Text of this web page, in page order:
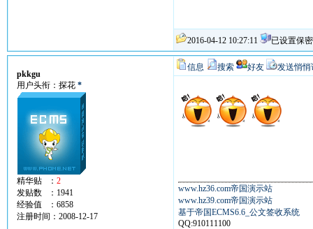
2016-04-12 10:27:11 已设置保密
pkkgu
用户头衔：探花 *
精华贴 ： 2
发贴数 ：1941
经验值 ：6858
注册时间：2008-12-17
信息 搜索 好友 发送悄悄
www.hz36.com帝国演示站
www.hz39.com帝国演示站
基于帝国ECMS6.6_公文签收系统
QQ:910111100